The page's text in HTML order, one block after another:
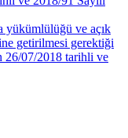
yükümlülüğü ve açık
getirilmesi gerektiği
07/2018 tarihli ve